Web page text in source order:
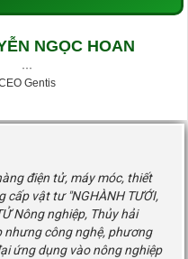
NGỌC HOAN
···
Gentis
điện tử, máy móc, thiết
cấp vật tư "NGHÀNH TƯỚI,
Nông nghiệp, Thủy hải
nhưng công nghệ, phương
ứng dụng vào nông nghiệp